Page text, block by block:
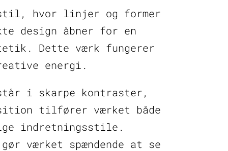
hvor linjer og former
design åbner for en
Dette værk fungerer
energi.
i skarpe kontraster,
tilfører værket både
indretningsstile.
værket spændende at se